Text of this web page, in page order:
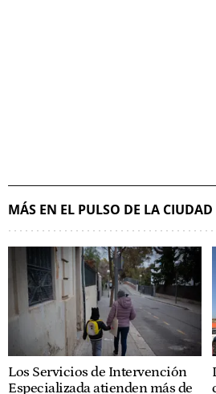
MÁS EN EL PULSO DE LA CIUDAD
Los Servicios de Intervención
Especializada atienden más de